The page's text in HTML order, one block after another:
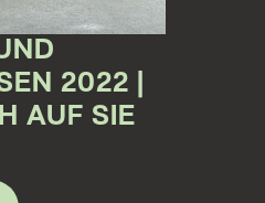
2022 |
AUF SIE